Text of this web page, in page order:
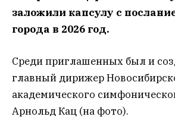
заложили капсулу с
города в 2026 год.
Среди приглашенных был и
главный дирижер
академического
Арнольд Кац (на фото).